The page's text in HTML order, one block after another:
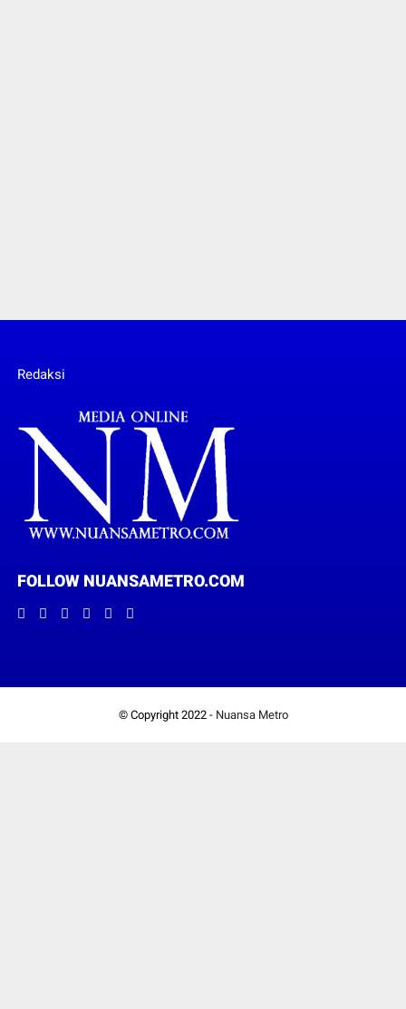
Redaksi
FOLLOW NUANSAMETRO.COM
© Copyright 2022 - Nuansa Metro